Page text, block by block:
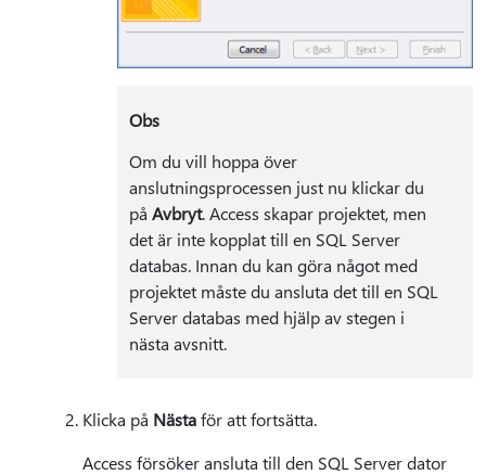
Obs
Om du vill hoppa över
anslutningsprocessen just nu klickar du
påAvbryt. Access skapar projektet, men
det är inte kopplat till en SQL Server
databas. Innan du kan göra något med
projektet måste du ansluta det till en SQL
Server databas med hjälp av stegen i
nästa avsnitt.
Klicka på Nästaför att fortsätta.
Access försöker ansluta till den SQL Server dator